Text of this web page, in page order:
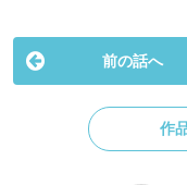
前の話へ
作